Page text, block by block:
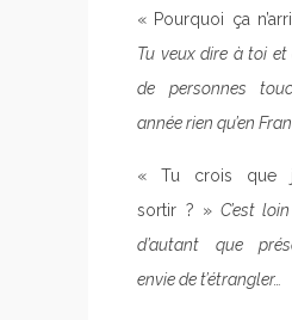
« Pourquoi ça
Tu veux dire à toi
de personnes
année rien qu’en
« Tu crois que
sortir ? » C’est
d’autant que
envie de t’étrangler…